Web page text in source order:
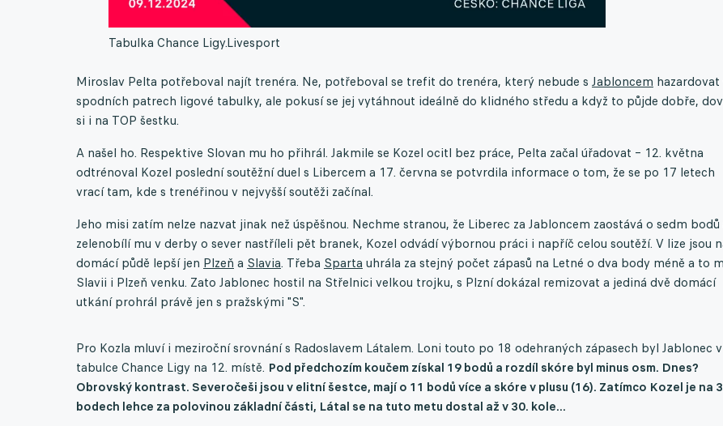
Tabulka Chance Ligy.Livesport
Miroslav Pelta potřeboval najít trenéra. Ne, potřeboval se trefit do trenéra, který nebude s Jabloncem hazardovat
spodních patrech ligové tabulky, ale pokusí se jej vytáhnout ideálně do klidného středu a když to půjde dobře,
si i na TOP šestku.
A našel ho. Respektive Slovan mu ho přihrál. Jakmile se Kozel ocitl bez práce, Pelta začal úřadovat – 12. května
odtrénoval Kozel poslední soutěžní duel s Libercem a 17. června se potvrdila informace o tom, že se po 17 letech
vrací tam, kde s trenéřinou v nejvyšší soutěži začínal.
Jeho misi zatím nelze nazvat jinak než úspěšnou. Nechme stranou, že Liberec za Jabloncem zaostává o sedm bodů
zelenobílí mu v derby o sever nastříleli pět branek, Kozel odvádí výbornou práci i napříč celou soutěží. V lize jsou
domácí půdě lepší jen Plzeň a Slavia. Třeba Sparta uhrála za stejný počet zápasů na Letné o dva body méně a to
Slavii i Plzeň venku. Zato Jablonec hostil na Střelnici velkou trojku, s Plzní dokázal remizovat a jediná dvě domácí
utkání prohrál právě jen s pražskými "S".
Pro Kozla mluví i meziroční srovnání s Radoslavem Látalem. Loni touto po 18 odehraných zápasech byl Jablonec v
tabulce Chance Ligy na 12. místě. Pod předchozím koučem získal 19 bodů a rozdíl skóre byl minus osm. Dnes?
Obrovský kontrast. Severočeši jsou v elitní šestce, mají o 11 bodů více a skóre v plusu (16). Zatímco Kozel je na
bodech lehce za polovinou základní části, Látal se na tuto metu dostal až v 30. kole...